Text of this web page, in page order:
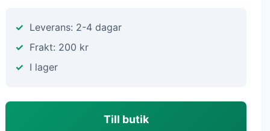
Leverans: 2-4 dagar
Frakt: 200 kr
I lager
Till butik